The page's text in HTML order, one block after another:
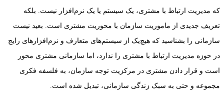
که مدیریت ارتباط با مشتری، یک سیستم یا یک نرم‌افزار نیست. بلکه
تعریف جدیدی از ماموریت سازمان با محوریت مشتری است. بعید نیست
سازمانی را بشناسید که هیچ‌یک از سیستم‌های متعارف و نرم‌افزارهای رایج
در حوزه مدیریت ارتباط با مشتری را ندارد، اما سازمانی مشتری محور
است و قرار دادن مشتری در مرکزیت توجه سازمان، به فلسفه فکری
مجموعه و حتی به سبک زندگی سازمانی، تبدیل شده است.